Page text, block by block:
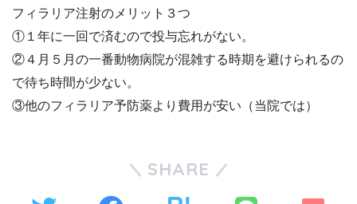
フィラリア注射のメリット３つ
①１年に一回で済むので投与忘れがない。
②４月５月の一番動物病院が混雑する時期を避けられるの
で待ち時間が少ない。
③他のフィラリア予防薬より費用が安い（当院では）
SHARE